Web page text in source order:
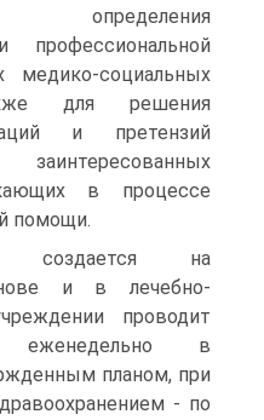
определения
профессиональной
медико-социальных
для решения
и претензий
в процессе
помощи.
создается на
и в лечебно-
проводит
еженедельно в
планом, при
- по